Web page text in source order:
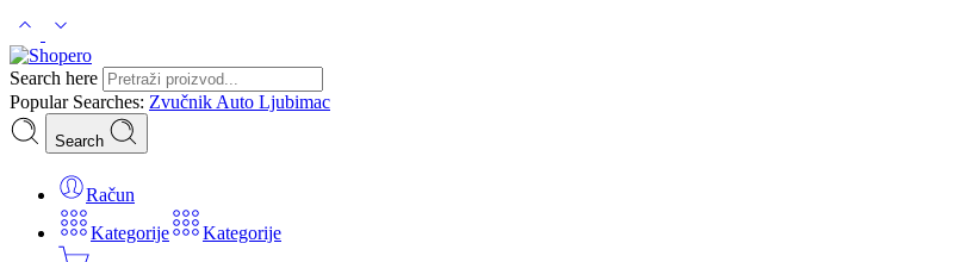
Search here
Popular Searches: Zvučnik Auto Ljubimac
Search
Račun
Kategorije
Kategorije